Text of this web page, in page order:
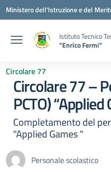
Vai ai contenuti
Vai al menu di navigazione
Vai al footer
Ministero dell'Istruzione e del
Istituto Tecnico
"Enrico Fermi"
Circolare 77
Circolare 77 –
PCTO) “Applied
Completamento del
"Applied Games "
Personale scolastico